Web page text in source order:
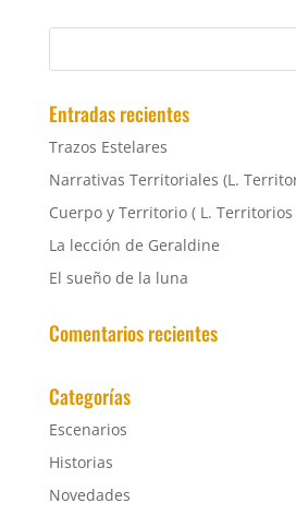
Entradas recientes
Trazos Estelares
Narrativas Territoriales (L.
Cuerpo y Territorio ( L.
La lección de Geraldine
El sueño de la luna
Comentarios recientes
Categorías
Escenarios
Historias
Novedades